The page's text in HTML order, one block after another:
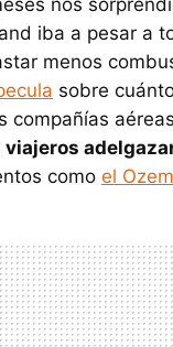
iba a pesar a
menos
sobre
compañías
viajeros
como el